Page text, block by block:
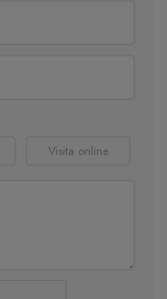
Visita online